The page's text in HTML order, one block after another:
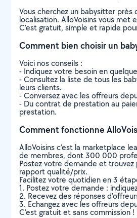
Vous cherchez un babysitter
localisation. AlloVoisins vous
C’est gratuit, simple et rapide
Comment bien choisir un
Voici nos conseils :
- Indiquez votre besoin en
- Consultez la liste de tous les
leurs clients.
- Conversez avec les offreurs
- Du contrat de prestation au
prestation.
Comment fonctionne
AlloVoisins c’est la marketplace
de membres, dont 300 000
Postez votre demande et
rapport qualité/prix.
Facilitez votre quotidien en 3
1. Postez votre demande :
2. Recevez des réponses
3. Echangez avec les offreurs
C’est gratuit et sans commission !